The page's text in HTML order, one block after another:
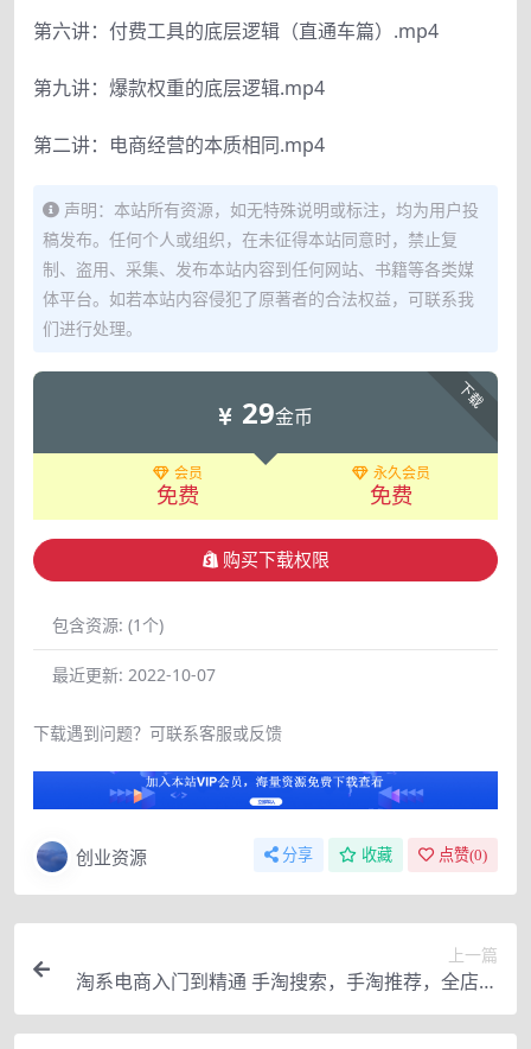
第六讲：付费工具的底层逻辑（直通车篇）.mp4
第九讲：爆款权重的底层逻辑.mp4
第二讲：电商经营的本质相同.mp4
声明：本站所有资源，如无特殊说明或标注，均为用户投
稿发布。任何个人或组织，在未征得本站同意时，禁止复
制、盗用、采集、发布本站内容到任何网站、书籍等各类媒
体平台。如若本站内容侵犯了原著者的合法权益，可联系我
们进行处理。
下载
29金币
会员
免费
永久会员
免费
购买下载权限
包含资源: (1个)
最近更新: 2022-10-07
下载遇到问题？可联系客服或反馈
创业资源 分享 收藏 点赞(0)
上一篇
淘系电商入门到精通 手淘搜索，手淘推荐，全店动
销 （价值1099元）